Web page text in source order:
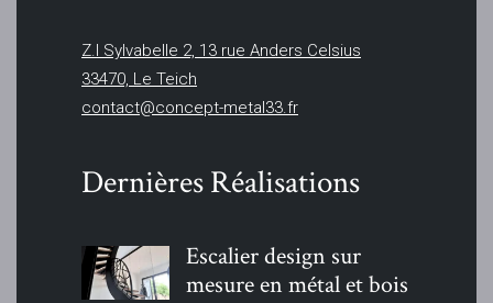
Z.I Sylvabelle 2, 13 rue Anders Celsius
33470, Le Teich
contact@concept-metal33.fr
Dernières Réalisations
Escalier design sur
mesure en métal et bois